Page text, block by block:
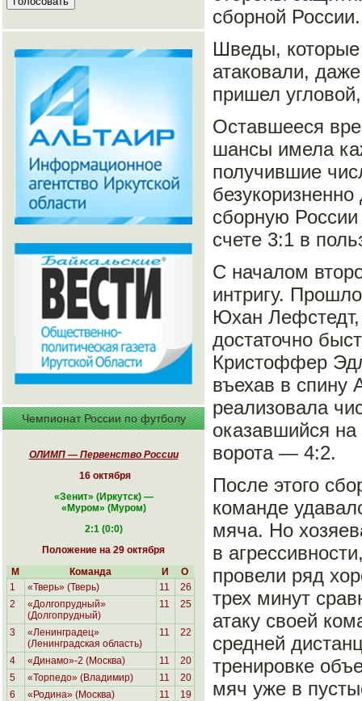
Чемпионат России по футболу
ОЛИМП — Первенство России
16 октября
«Зенит» (Иркутск) —
«Муром» (Муром)
2:1 (0:0)
Положение на 29 октября
М
Команда И
О
1
«Тверь» (Тверь) 11
26
2
«Долгопрудный»
(Долгопрудный)
11 25
3
«Ленинградец»
(Ленинградская область)
11 22
4 «Динамо»-2 (Москва) 11
20
5
«Торпедо» (Владимир) 11
20
6
«Родина» (Москва) 11
19
сборной России.
Шведы, которые
атаковали,
пришел
Оставшееся
шансы имела
получившие
сборную
счете 3:1 в
С началом
интригу.
Юхан Лефстедт,
достаточно
Кристоффер
въехав в спину
реализовала
оказавшийся
ворота — 4:2.
После этого
команде
мяча. Но
в
провели ряд
трех минут
атаку своей
средней
тренировке
мяч уже в